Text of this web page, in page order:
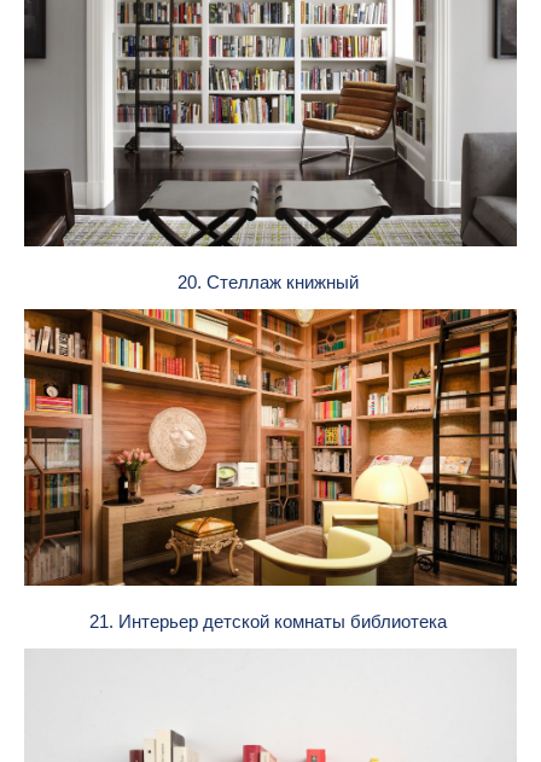
20. Стеллаж книжный
21. Интерьер детской комнаты библиотека